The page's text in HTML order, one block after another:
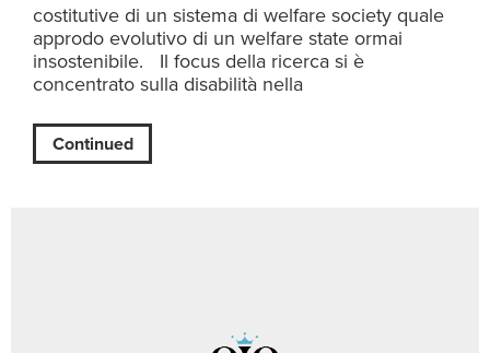
costitutive di un sistema di welfare society quale
approdo evolutivo di un welfare state ormai
insostenibile. Il focus della ricerca si è
concentrato sulla disabilità nella
Continued